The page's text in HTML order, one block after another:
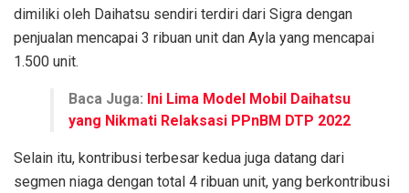
dimiliki oleh Daihatsu sendiri terdiri dari Sigra dengan
penjualan mencapai 3 ribuan unit dan Ayla yang mencapai
1.500 unit.
Baca Juga: Ini Lima Model Mobil Daihatsu
yang Nikmati Relaksasi PPnBM DTP 2022
Selain itu, kontribusi terbesar kedua juga datang dari
segmen niaga dengan total 4 ribuan unit, yang berkontribusi